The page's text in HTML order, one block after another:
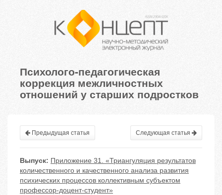
Психолого-педагогическая
коррекция межличностных
отношений у старших подростков
Предыдущая статья Следующая статья
Выпуск: Приложение 31. «Триангуляция результатов
количественного и качественного анализа развития
психических процессов коллективным субъектом
профессор-доцент-студент»